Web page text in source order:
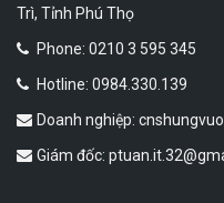
Trì, Tỉnh Phú Thọ
Phone: 0210 3 595 345
Hotline: 0984.330.139
Doanh nghiệp:
Giám đốc: